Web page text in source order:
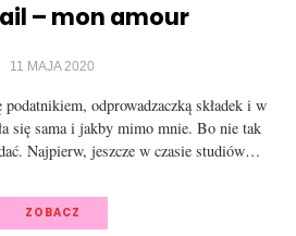
– mon amour
11 MAJA 2020
odprowadzaczką składek i w
się sama i jakby mimo mnie. Bo nie tak
Najpierw, jeszcze w czasie studiów…
ZOBACZ